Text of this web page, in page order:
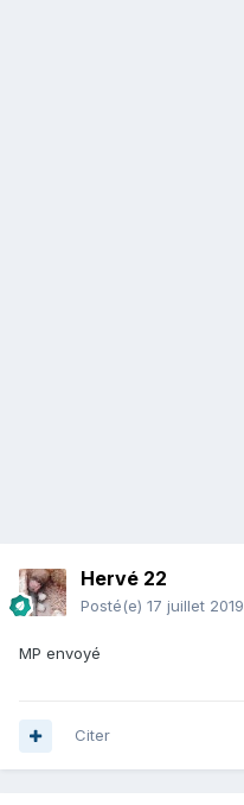
Hervé 22
Posté(e) 17 juillet 2019
MP envoyé
Citer